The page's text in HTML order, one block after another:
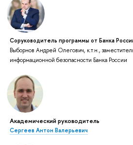
Соруководитель программы от Банка
Выборнов Андрей Олегович, к.т.н.,
информационной безопасности Банка России
Академический руководитель
Сергеев Антон Валерьевич